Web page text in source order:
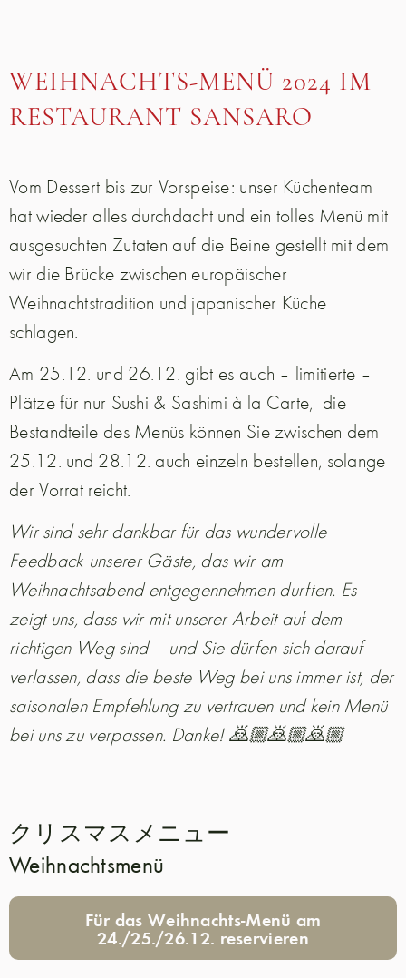
WEIHNACHTS-MENÜ 2024 IM
RESTAURANT SANSARO
Vom Dessert bis zur Vorspeise: unser Küchenteam
hat wieder alles durchdacht und ein tolles Menü mit
ausgesuchten Zutaten auf die Beine gestellt mit dem
wir die Brücke zwischen europäischer
Weihnachtstradition und japanischer Küche
schlagen.
Am 25.12. und 26.12. gibt es auch – limitierte –
Plätze für nur Sushi & Sashimi à la Carte, die
Bestandteile des Menüs können Sie zwischen dem
25.12. und 28.12. auch einzeln bestellen, solange
der Vorrat reicht.
Wir sind sehr dankbar für das wundervolle
Feedback unserer Gäste, das wir am
Weihnachtsabend entgegennehmen durften. Es
zeigt uns, dass wir mit unserer Arbeit auf dem
richtigen Weg sind – und Sie dürfen sich darauf
verlassen, dass die beste Weg bei uns immer ist, der
saisonalen Empfehlung zu vertrauen und kein Menü
bei uns zu verpassen. Danke! 🙇🏼🙇🏼🙇🏼
クリスマスメニュー
Weihnachtsmenü
Für das Weihnachts-Menü am
24./25./26.12. reservieren